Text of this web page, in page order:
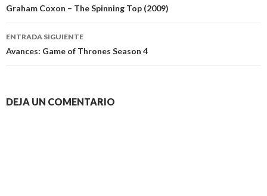
de
entradas
Graham Coxon – The Spinning Top (2009)
ENTRADA SIGUIENTE
Avances: Game of Thrones Season 4
DEJA UN COMENTARIO